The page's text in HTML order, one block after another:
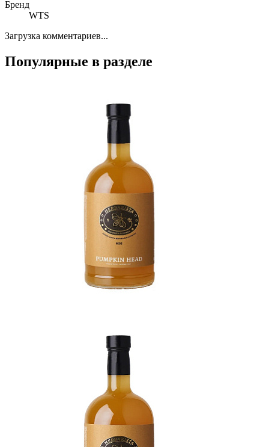
Бренд
WTS
Загрузка комментариев...
Популярные в разделе